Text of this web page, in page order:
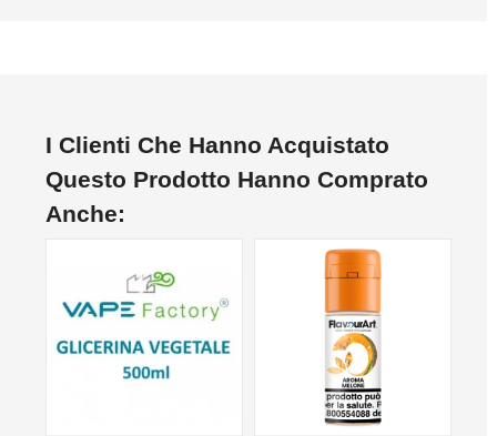
I Clienti Che Hanno Acquistato
Questo Prodotto Hanno Comprato
Anche: